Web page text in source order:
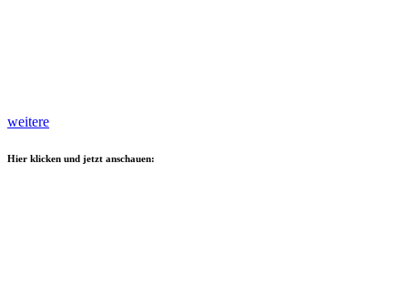
weitere
Hier klicken und jetzt anschauen: